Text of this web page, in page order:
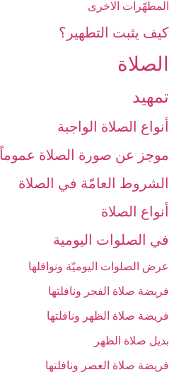
المطهّرات الاخرى
كيف يثبت التطهير؟
الصلاة
تمهيد
أنواع الصلاة الواجبة
موجز عن صورة الصلاة عموماً
الشروط العامّة في الصلاة
أنواع الصلاة
في الصلوات اليومية
عرض الصلوات اليوميّة ونوافلها
فريضة صلاة الفجر ونافلتها
فريضة صلاة الظهر ونافلتها
بديل صلاة الظهر
فريضة صلاة العصر ونافلتها